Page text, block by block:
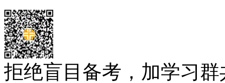
拒绝盲目备考，加学习